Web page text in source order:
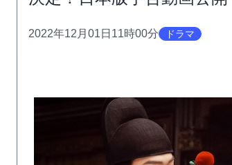
2022年12月01日11時00分 ドラマ